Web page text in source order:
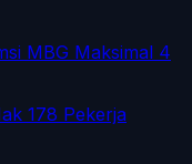
MBG Maksimal 4
178 Pekerja